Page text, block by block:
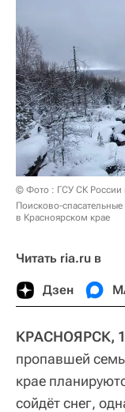
© Фото : ГСУ СК России
Поисково-
в Красноярском крае
Читать ria.ru в
Дзен
КРАСНОЯРСК,
пропавшей
крае
сойдёт снег,